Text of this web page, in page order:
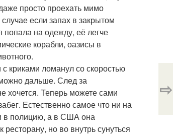
просто проехать мимо
если запах в закрытом
попала на одежду, её легче
корабли, оазисы в
криками ломанул со скоростью
дальше. След за
хочется. Теперь можете сами
Естественно самое что ни на
в полицию, а в США она
но во внутрь сунуться
⇨